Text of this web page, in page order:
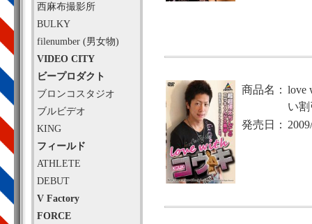
西麻布撮影所
BULKY
filenumber (男女物)
VIDEO CITY
ビープロダクト
ブロンコスタジオ
ブルビデオ
KING
フィールド
ATHLETE
DEBUT
V Factory
FORCE
商品名： love
い
発売日：